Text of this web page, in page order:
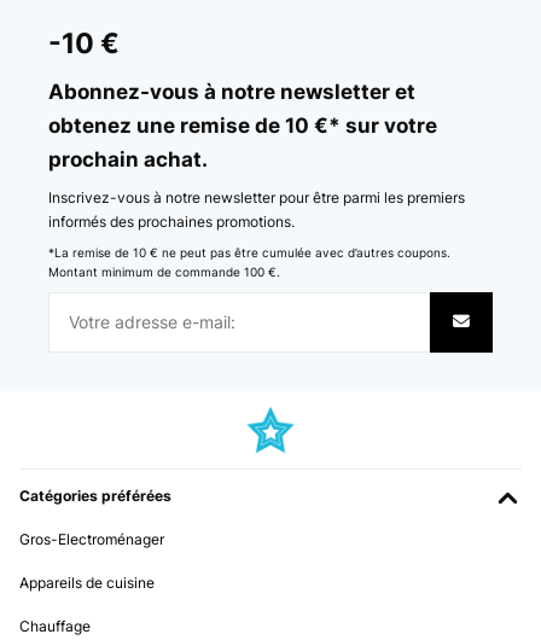
-10 €
Abonnez-vous à notre newsletter et
obtenez une remise de 10 €* sur votre
prochain achat.
Inscrivez-vous à notre newsletter pour être parmi les premiers
informés des prochaines promotions.
*La remise de 10 € ne peut pas être cumulée avec d’autres coupons.
Montant minimum de commande 100 €.
Catégories préférées
Gros-Electroménager
Appareils de cuisine
Chauffage